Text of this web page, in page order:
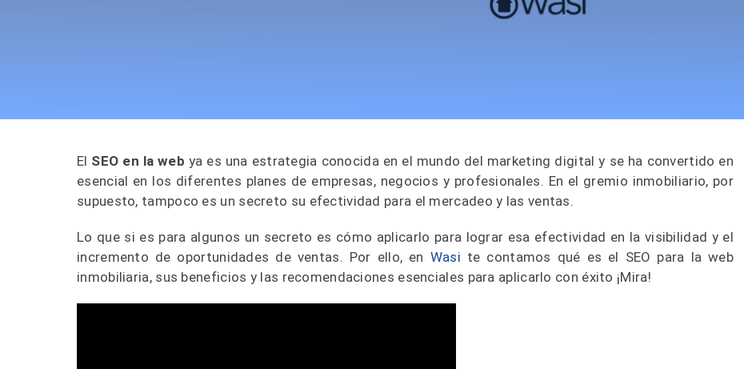
El SEO en la web ya es una estrategia conocida en el mundo del marketing digital y se ha convertido en
esencial en los diferentes planes de empresas, negocios y profesionales. En el gremio inmobiliario, por
supuesto, tampoco es un secreto su efectividad para el mercadeo y las ventas.
Lo que si es para algunos un secreto es cómo aplicarlo para lograr esa efectividad en la visibilidad y el
incremento de oportunidades de ventas. Por ello, en Wasi te contamos qué es el SEO para la web
inmobiliaria, sus beneficios y las recomendaciones esenciales para aplicarlo con éxito ¡Mira!